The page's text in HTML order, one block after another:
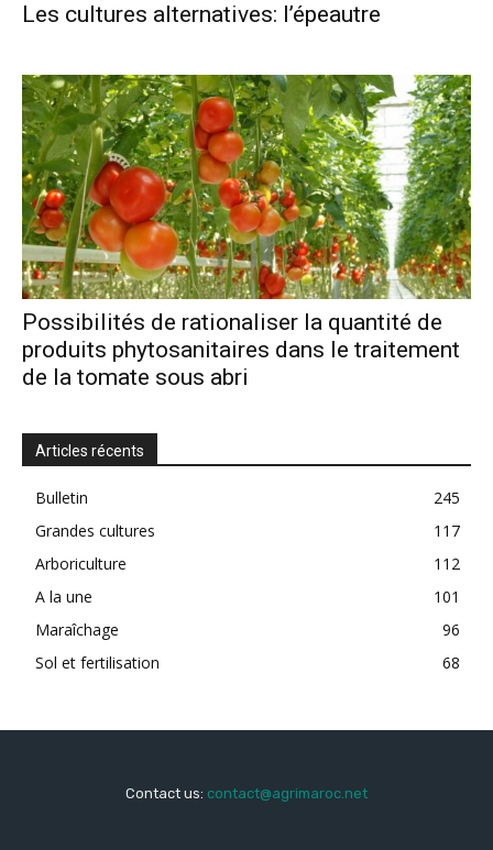
Les cultures alternatives: l’épeautre
Possibilités de rationaliser la quantité de
produits phytosanitaires dans le traitement
de la tomate sous abri
Articles récents
Bulletin
245
Grandes cultures
117
Arboriculture
112
A la une
101
Maraîchage
96
Sol et fertilisation
68
Contact us: contact@agrimaroc.net